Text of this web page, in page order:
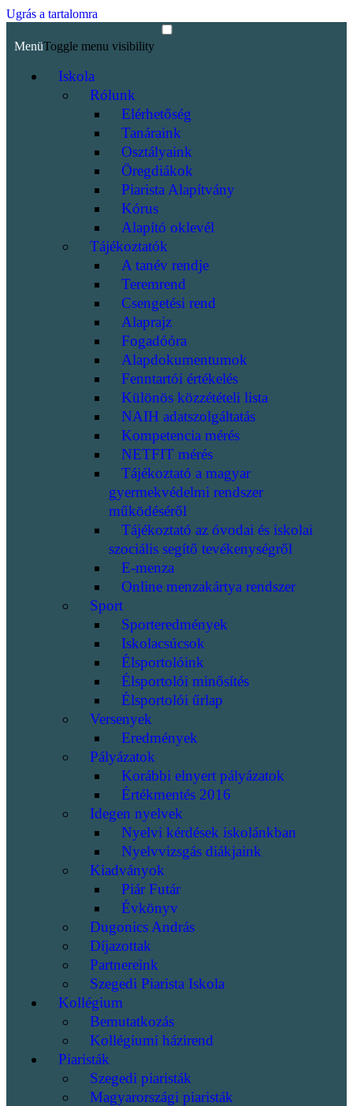
Ugrás a tartalomra
MenüToggle menu visibility
Iskola
Rólunk
Elérhetőség
Tanáraink
Osztályaink
Öregdiákok
Piarista Alapítvány
Kórus
Alapító oklevél
Tájékoztatók
A tanév rendje
Teremrend
Csengetési rend
Alaprajz
Fogadóóra
Alapdokumentumok
Fenntartói értékelés
Különös közzétételi lista
NAIH adatszolgáltatás
Kompetencia mérés
NETFIT mérés
Tájékoztató a magyar
gyermekvédelmi rendszer
működéséről
Tájékoztató az óvodai és iskolai
szociális segítő tevékenységről
E-menza
Online menzakártya rendszer
Sport
Sporteredmények
Iskolacsúcsok
Élsportolóink
Élsportolói minősítés
Élsportolói űrlap
Versenyek
Eredmények
Pályázatok
Korábbi elnyert pályázatok
Értékmentés 2016
Idegen nyelvek
Nyelvi kérdések iskolánkban
Nyelvvizsgás diákjaink
Kiadványok
Piár Futár
Évkönyv
Dugonics András
Díjazottak
Partnereink
Szegedi Piarista Iskola
Kollégium
Bemutatkozás
Kollégiumi házirend
Piaristák
Szegedi piaristák
Magyarországi piaristák